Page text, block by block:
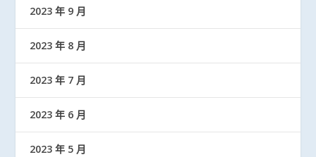
2023 年 9 月
2023 年 8 月
2023 年 7 月
2023 年 6 月
2023 年 5 月